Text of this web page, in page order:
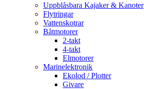
Uppblåsbara Kajaker & Kanoter
Flytringar
Vattenskotrar
Båtmotorer
2-takt
4-takt
Elmotorer
Marinelektronik
Ekolod / Plotter
Givare